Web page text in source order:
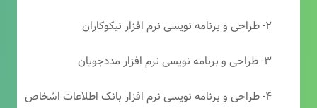
۲- طراحی و برنامه نویسی نرم افزار نیکوکاران
۳- طراحی و برنامه نویسی نرم افزار مددجویان
۴- طراحی و برنامه نویسی نرم افزار بانک اطلاعات اشخاص